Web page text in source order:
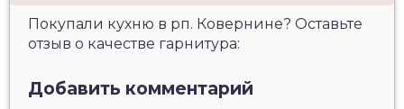
Покупали кухню в рп. Ковернине? Оставьте
отзыв о качестве гарнитура:
Добавить комментарий